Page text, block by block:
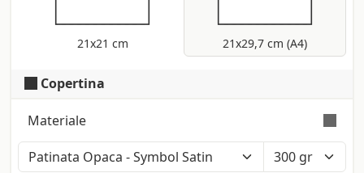
21x21 cm 21x29,7 cm (A4)
Copertina
Materiale
Colore: Bianco Polare (Iso: 121) - Tatto: